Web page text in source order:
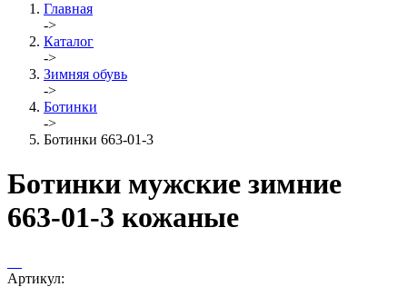
Главная
->
Каталог
->
Зимняя обувь
->
Ботинки
->
Ботинки 663-01-3
Ботинки мужские зимние
663-01-3 кожаные
Артикул: